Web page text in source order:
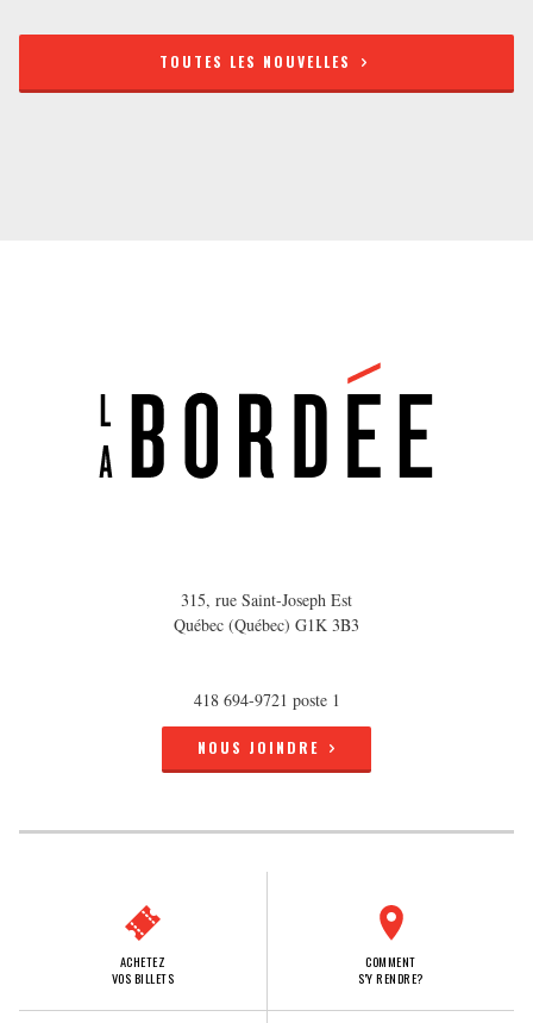
TOUTES LES NOUVELLES
315, rue Saint-Joseph Est
Québec (Québec) G1K 3B3
418 694-9721 poste 1
NOUS JOINDRE
ACHETEZ
VOS BILLETS
COMMENT
S'Y RENDRE?